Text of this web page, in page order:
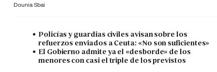
Dounia Sbai
Policías y guardias civiles avisan sobre los
refuerzos enviados a Ceuta: «No son suficientes»
El Gobierno admite ya el «desborde» de los
menores con casi el triple de los previstos